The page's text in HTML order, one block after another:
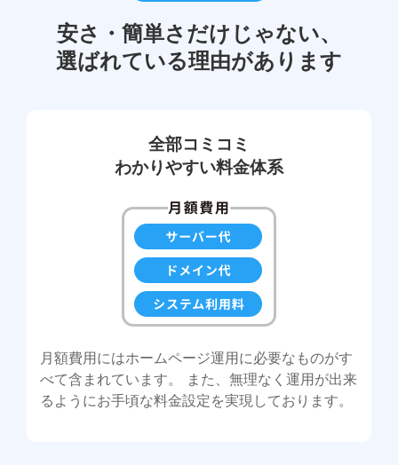
安さ・簡単さだけじゃない、
選ばれている理由があります
全部コミコミ
わかりやすい料金体系
月額費用にはホームページ運用に必要なものがす
べて含まれています。 また、無理なく運用が出来
るようにお手頃な料金設定を実現しております。